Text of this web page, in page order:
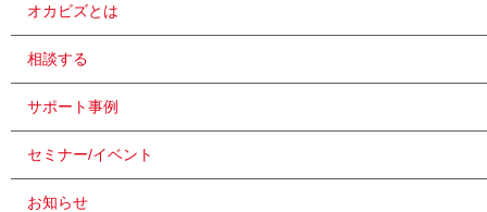
オカビズとは
相談する
サポート事例
セミナー/イベント
お知らせ